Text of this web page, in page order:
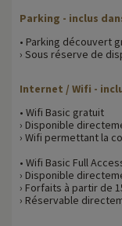
Parking - inclus
• Parking découvert
› Sous réserve de
Internet / Wifi -
• Wifi Basic gratuit
› Disponible
› Wifi permettant la
• Wifi Basic Full
› Disponible
› Forfaits à partir de
› Réservable